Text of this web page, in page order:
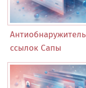
Антиобнаружитель
ссылок Сапы